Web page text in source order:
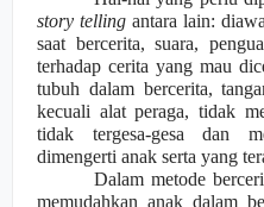
story tellingantara lain:
saat bercerita, suara,
terhadap cerita yang mau
tubuh dalam bercerita,
kecuali alat peraga, tidak
tidak tergesa-gesa dan
dimengerti anak serta yang
Dalam metode
memudahkan anak dalam